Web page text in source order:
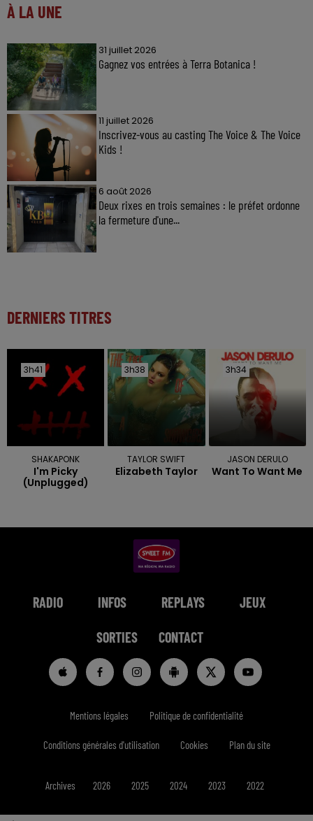
À LA UNE
31 juillet 2026
Gagnez vos entrées à Terra Botanica !
11 juillet 2026
Inscrivez-vous au casting The Voice & The Voice
Kids !
6 août 2026
Deux rixes en trois semaines : le préfet ordonne
la fermeture d'une...
DERNIERS TITRES
3h41
3h41
SHAKAPONK
I'm Picky
(unplugged)
3h38
3h38
TAYLOR SWIFT
Elizabeth Taylor
3h34
3h34
JASON DERULO
Want To Want Me
RADIO INFOS REPLAYS JEUX
SORTIES CONTACT
Mentions légales Politique de confidentialité
Conditions générales d'utilisation Cookies Plan du site
Archives 2026 2025 2024 2023 2022